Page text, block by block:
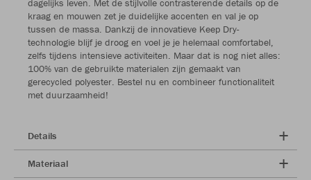
dagelijks leven. Met de stijlvolle contrasterende details op de
kraag en mouwen zet je duidelijke accenten en val je op
tussen de massa. Dankzij de innovatieve Keep Dry-
technologie blijf je droog en voel je je helemaal comfortabel,
zelfs tijdens intensieve activiteiten. Maar dat is nog niet alles:
100% van de gebruikte materialen zijn gemaakt van
gerecycled polyester. Bestel nu en combineer functionaliteit
met duurzaamheid!
Details
Materiaal